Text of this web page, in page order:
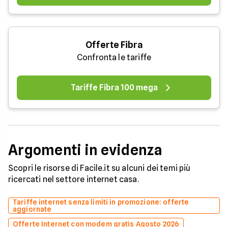
Offerte Fibra
Confronta le tariffe
Tariffe Fibra 100 mega
Argomenti in evidenza
Scopri le risorse di Facile.it su alcuni dei temi più
ricercati nel settore internet casa.
Tariffe internet senza limiti in promozione: offerte
aggiornate
Offerte Internet con modem gratis Agosto 2026